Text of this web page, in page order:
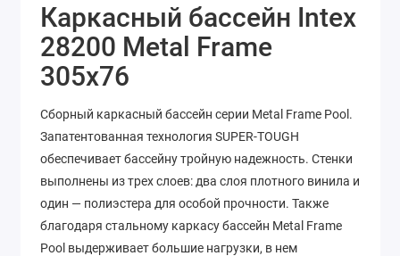
Каркасный бассейн Intex
28200 Metal Frame
305x76
Сборный каркасный бассейн серии Metal Frame Pool.
Запатентованная технология SUPER-TOUGH
обеспечивает бассейну тройную надежность. Стенки
выполнены из трех слоев: два слоя плотного винила и
один — полиэстера для особой прочности. Также
благодаря стальному каркасу бассейн Metal Frame
Pool выдерживает большие нагрузки, в нем